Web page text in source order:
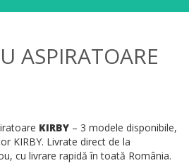
ASPIRATOARE
KIRBY – 3 modele disponibile,
KIRBY. Livrate direct de la
cu livrare rapidă în toată România.